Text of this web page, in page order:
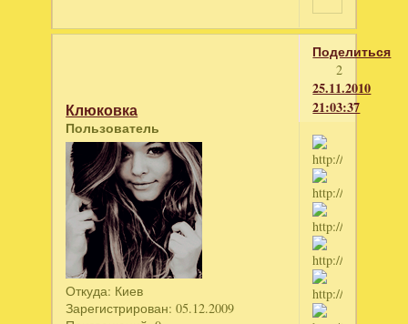
Поделиться
2
25.11.2010
21:03:37
Клюковка
Пользователь
Откуда: Киев
Зарегистрирован: 05.12.2009